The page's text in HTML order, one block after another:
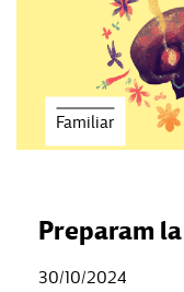
Familiar
Preparam
30/10/2024